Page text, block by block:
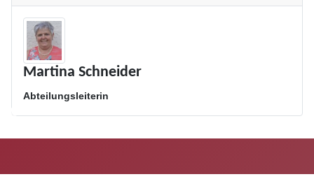
Martina Schneider
Abteilungsleiterin